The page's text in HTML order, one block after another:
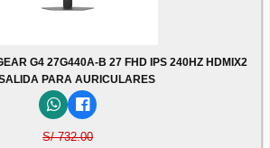
G4 27G440A-B 27 FHD IPS 240HZ HDMIX2
PARA AURICULARES
S/ 732.00